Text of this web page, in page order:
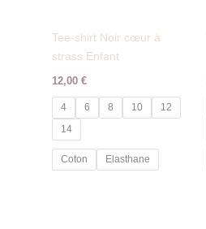
Tee-shirt Noir cœur à
strass Enfant
12,00 €
4 6 8 10
12
14
Coton Elasthane